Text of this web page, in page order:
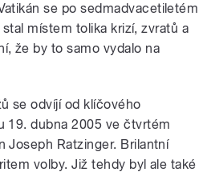
se po sedmadvacetiletém
místem tolika krizí, zvratů a
že by to samo vydalo na
se odvíjí od klíčového
19. dubna 2005 ve čtvrtém
Joseph Ratzinger. Brilantní
volby. Již tehdy byl ale také